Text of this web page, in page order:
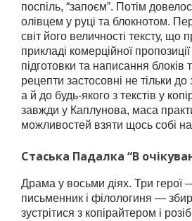
поспіль, “запоєм”. Потім
олівцем у руці та блокнотом.
світ його величності тексту, що
прикладі комерційної
підготовки та написання блоків
рецепти застосовні не тільки
а й до будь-якого з текстів у
завжди у Каплунова, маса
можливостей взяти щось собі
Стаська Падалка “В
Драма у восьми діях. Три герої
письменник і філологиня —
зустрітися з копірайтером і